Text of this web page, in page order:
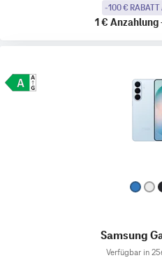
-100 € RABATT
1 € Anzahlung
Samsung
Verfügbar in